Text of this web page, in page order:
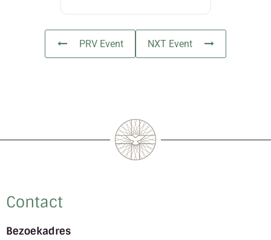
PRV Event NXT Event
Contact
Bezoekadres